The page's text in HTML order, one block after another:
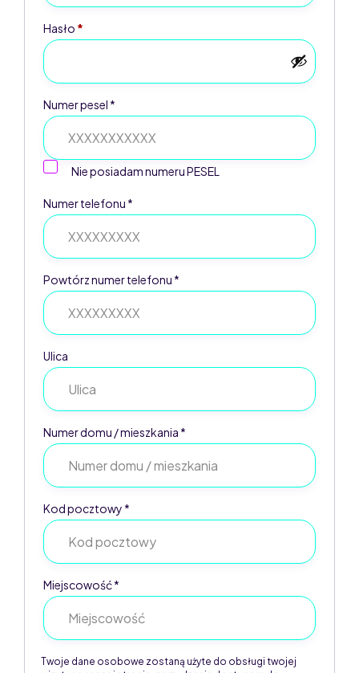
Hasło *
Numer pesel *
Nie posiadam numeru PESEL
Numer telefonu *
Powtórz numer telefonu *
Ulica
Numer domu / mieszkania *
Kod pocztowy *
Miejscowość *
Twoje dane osobowe zostaną użyte do obsługi twojej